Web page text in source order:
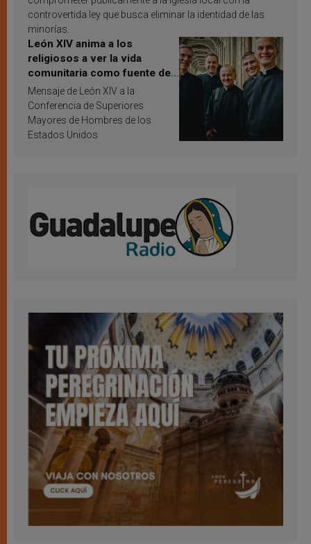
controvertida ley que busca eliminar la identidad de las
minorías.
León XIV anima a los
religiosos a ver la vida
comunitaria como fuente de
inspiración y santificación
Mensaje de León XIV a la
Conferencia de Superiores
Mayores de Hombres de los
Estados Unidos